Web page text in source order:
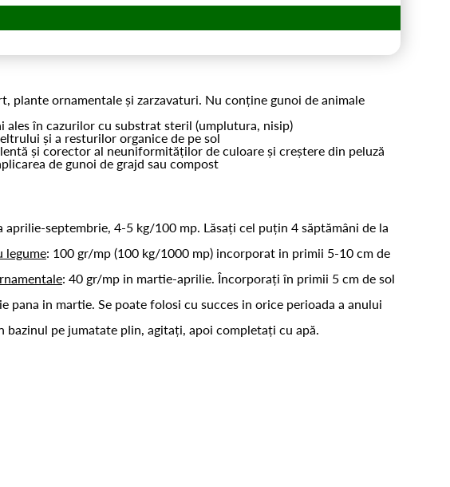
plante ornamentale și zarzavaturi. Nu conține gunoi de animale
în cazurilor cu substrat steril (umplutura, nisip)
și a resturilor organice de pe sol
și corector al neuniformităților de culoare și creștere din peluză
de gunoi de grajd sau compost
aprilie-septembrie, 4-5 kg/100 mp. Lăsați cel puțin 4 săptămâni de la
legume: 100 gr/mp (100 kg/1000 mp) incorporat in primii 5-10 cm de
: 40 gr/mp in martie-aprilie. Încorporați în primii 5 cm de sol
pana in martie. Se poate folosi cu succes in orice perioada a anului
bazinul pe jumatate plin, agitați, apoi completați cu apă.